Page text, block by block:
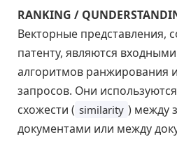
RANKING /
Векторные представления,
патенту, являются
алгоритмов ранжирования
запросов. Они
схожести ( similarity ) между
документами или между